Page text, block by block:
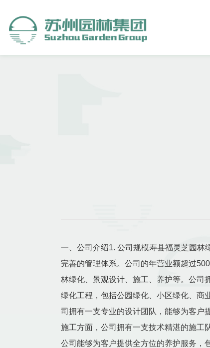
一、公司介绍1. 公司规模寿县福灵芝园
完善的管理体系。公司的年营业额超过
林绿化、景观设计、施工、养护等。公司
绿化工程，包括公园绿化、小区绿化、商
司拥有一支专业的设计团队，能够为客户
施工方面，公司拥有一支技术精湛的施工
公司能够为客户提供全方位的养护服务，